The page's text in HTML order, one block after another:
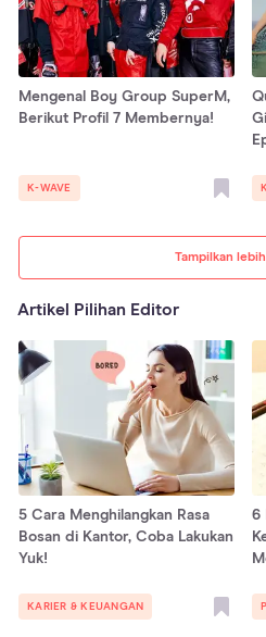
Tampilkan
Mengenal Boy Group SuperM,
Berikut Profil 7 Membernya!
K-WAVE
Artikel Pilihan Editor
5 Cara Menghilangkan Rasa
Bosan di Kantor, Coba Lakukan
Yuk!
KARIER & KEUANGAN
6